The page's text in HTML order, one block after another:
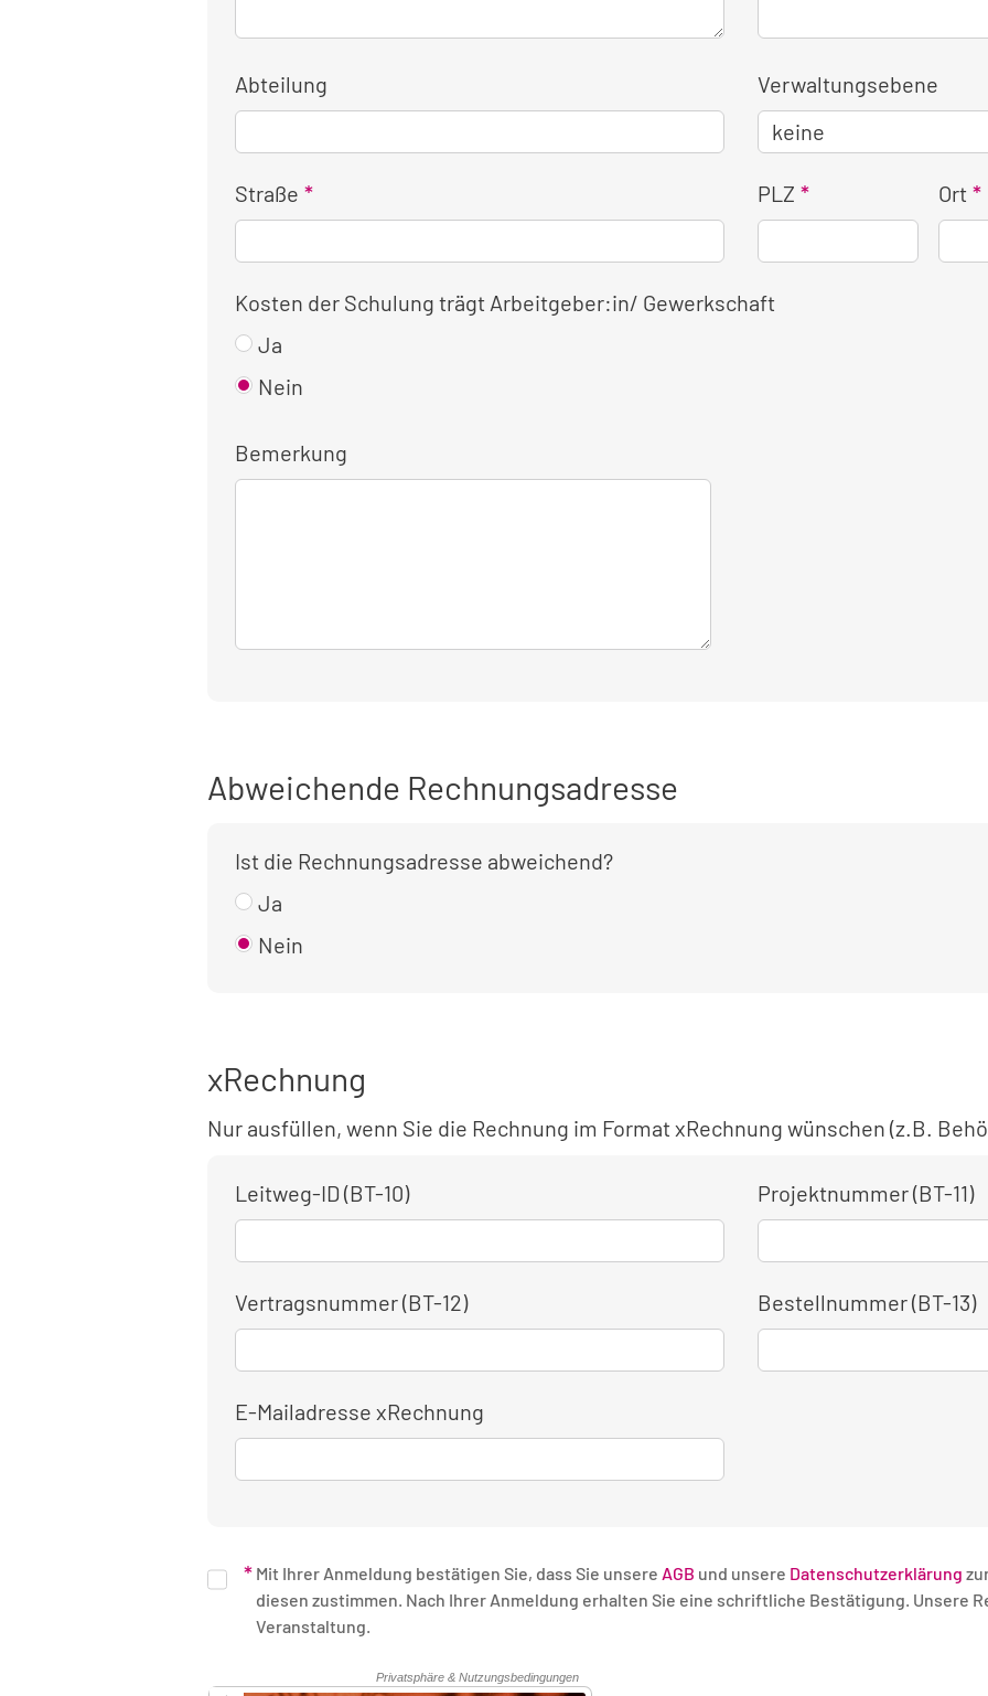
Anmeldung
Abteilung Verwaltungsebene
Straße PLZ Ort
Kosten der Schulung trägt Arbeitgeber:in/ Gewerkschaft
Ja
Nein
Bemerkung
Abweichende Rechnungsadresse
Ist die Rechnungsadresse abweichend?
Ja
Nein
xRechnung
Nur ausfüllen, wenn Sie die Rechnung im Format xRechnung wünschen (z.B.
Leitweg-ID (BT-10) Projektnummer (BT-11)
Vertragsnummer (BT-12) Bestellnummer (BT-13)
E-Mailadresse xRechnung
Mit Ihrer Anmeldung bestätigen Sie, dass Sie unsere AGB und unsere Datenschutzerklärung
diesen zustimmen. Nach Ihrer Anmeldung erhalten Sie eine schriftliche Bestätigung. Unsere Rechnung erhalten Sie nach Ende der
Veranstaltung.
Sicherheitsüberprüfung